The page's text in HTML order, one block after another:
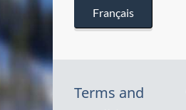
Français
Terms and